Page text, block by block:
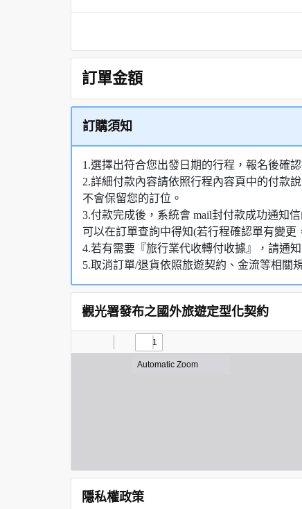
訂單金額
訂購須知
1.選擇出符合您出發日期的行程，報名後確
2.詳細付款內容請依照行程內容頁中的付款
不會保留您的訂位。
3.付款完成後，系統會 mail封付款成功通知
可以在訂單查詢中得知(若行程確認單有變更
4.若有需要『旅行業代收轉付收據』，請通
5.取消訂單/退貨依照旅遊契約、金流等相關
觀光署發布之國外旅遊定型化契約
隱私權政策